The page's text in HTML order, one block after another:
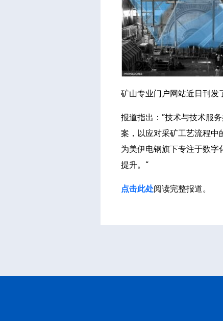
矿山专业门户网站近日刊发
报道指出：”技术与技术服
案，以应对采矿工艺流程中
为美伊电钢旗下专注于数字
提升。”
点击此处阅读完整报道。